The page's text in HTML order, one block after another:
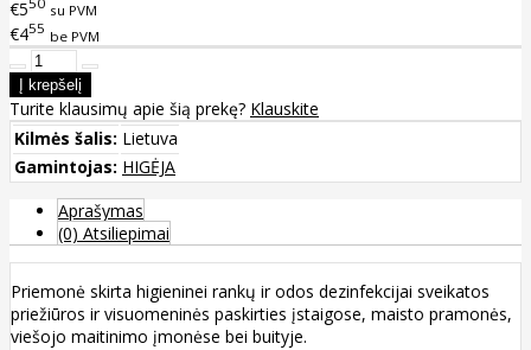
€5
su PVM
€455 be PVM
Turite klausimų apie šią prekę? Klauskite
Kilmės šalis: Lietuva
Gamintojas: HIGĖJA
Aprašymas
(0) Atsiliepimai
Priemonė skirta higieninei rankų ir odos dezinfekcijai sveikatos
priežiūros ir visuomeninės paskirties įstaigose, maisto pramonės,
viešojo maitinimo įmonėse bei buityje.